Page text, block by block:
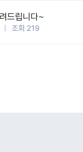
드립니다~
조회 219